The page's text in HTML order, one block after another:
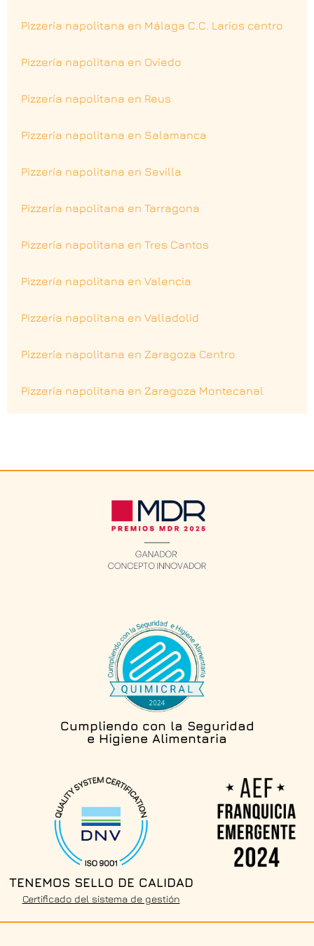
Pizzería napolitana en Málaga C.C. Larios centro
Pizzería napolitana en Oviedo
Pizzería napolitana en Reus
Pizzería napolitana en Salamanca
Pizzería napolitana en Sevilla
Pizzería napolitana en Tarragona
Pizzería napolitana en Tres Cantos
Pizzería napolitana en Valencia
Pizzería napolitana en Valladolid
Pizzería napolitana en Zaragoza Centro
Pizzería napolitana en Zaragoza Montecanal
Cumpliendo con la Seguridad
e Higiene Alimentaria
TENEMOS SELLO DE CALIDAD
Certificado del sistema de gestión